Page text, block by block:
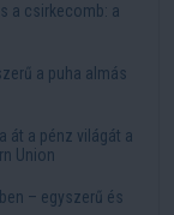
a csirkecomb: a
a puha almás
át a pénz világát a
Union
– egyszerű és